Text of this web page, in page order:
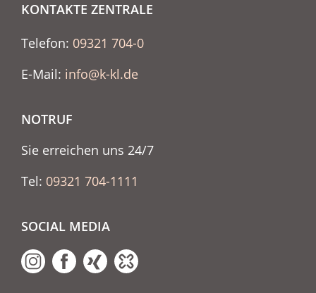
KONTAKTE ZENTRALE
Telefon: 09321 704-0
E-Mail: info@k-kl.de
NOTRUF
Sie erreichen uns 24/7
Tel: 09321 704-1111
SOCIAL MEDIA